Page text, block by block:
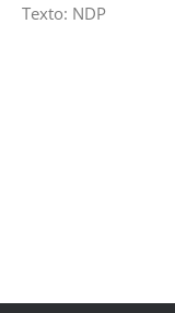
Texto: NDP